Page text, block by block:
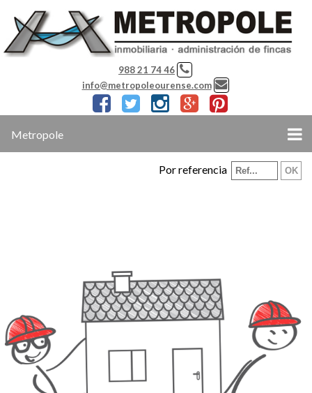
988 21 74 46
info@metropoleourense.com
Metropole
Por referencia